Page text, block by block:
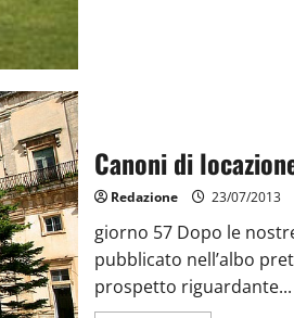
Canoni di
Redazione 23/07/2013
giorno 57 Dopo le
pubblicato nell’albo
prospetto riguardante...